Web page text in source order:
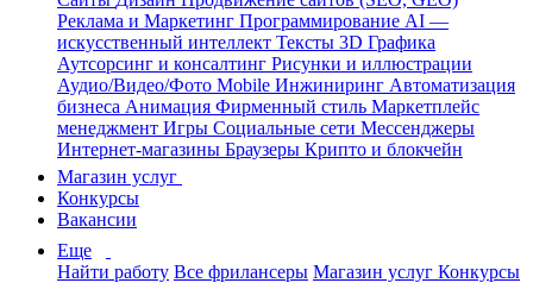
Реклама и Маркетинг Программирование AI —
искусственный интеллект Тексты 3D Графика
Аутсорсинг и консалтинг Рисунки и иллюстрации
Аудио/Видео/Фото Mobile Инжиниринг Автоматизация
бизнеса Анимация Фирменный стиль Маркетплейс
менеджмент Игры Социальные сети Мессенджеры
Интернет-магазины Браузеры Крипто и блокчейн
Магазин услуг
Конкурсы
Вакансии
Еще
Найти работу Все фрилансеры Магазин услуг Конкурсы